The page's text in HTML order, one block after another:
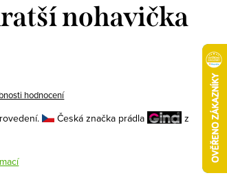
nohavička
hodnocení
Česká značka prádla
z